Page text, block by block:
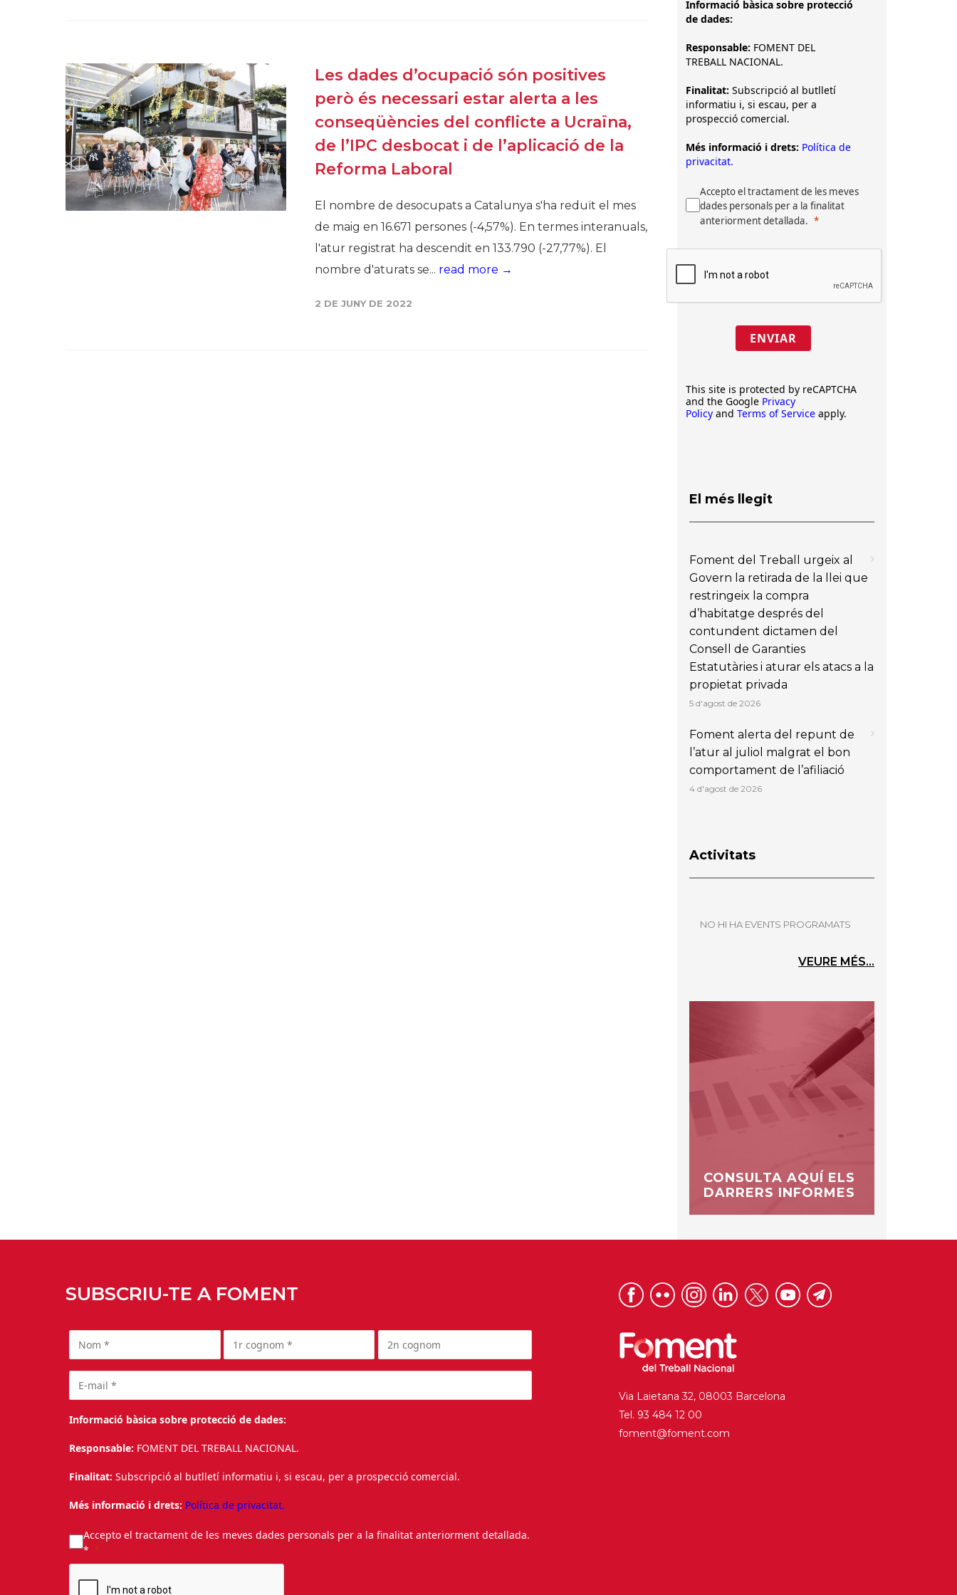
Seu Social
Les dades d’ocupació són positives
però és necessari estar alerta a les
conseqüències del conflicte a Ucraïna,
de l’IPC desbocat i de l’aplicació de la
Reforma Laboral
El nombre de desocupats a Catalunya s'ha reduït el mes
de maig en 16.671 persones (-4,57%). En termes interanuals,
l'atur registrat ha descendit en 133.790 (-27,77%). El
nombre d'aturats se... read more →
2 DE JUNY DE 2022
Informació bàsica sobre protecció
de dades:
Responsable: FOMENT DEL
TREBALL NACIONAL.
Finalitat: Subscripció al butlletí
informatiu i, si escau, per a
prospecció comercial.
Més informació i drets: Política de
privacitat.
Accepto el tractament de les meves
dades personals per a la finalitat
anteriorment detallada.
ENVIAR
This site is protected by reCAPTCHA
and the Google Privacy
Policy and Terms of Service apply.
El més llegit
Foment del Treball urgeix al
Govern la retirada de la llei que
restringeix la compra
d’habitatge després del
contundent dictamen del
Consell de Garanties
Estatutàries i aturar els atacs a la
propietat privada
5 d'agost de 2026
Foment alerta del repunt de
l’atur al juliol malgrat el bon
comportament de l’afiliació
4 d'agost de 2026
Activitats
NO HI HA EVENTS PROGRAMATS
VEURE MÉS...
CONSULTA AQUÍ ELS
DARRERS INFORMES
SUBSCRIU-TE A FOMENT
Informació bàsica sobre protecció de dades:
Responsable: FOMENT DEL TREBALL NACIONAL.
Finalitat: Subscripció al butlletí informatiu i, si escau, per a prospecció comercial.
Més informació i drets: Política de privacitat.
Accepto el tractament de les meves dades personals per a la finalitat anteriorment detallada.
*
Via Laietana 32, 08003 Barcelona
Tel. 93 484 12 00
foment@foment.com